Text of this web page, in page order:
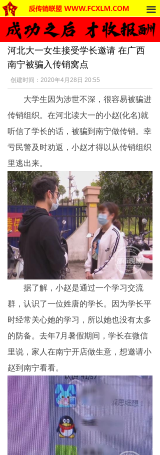
끀
首页
法律法规
反传销动态
受害者讲述
反传销杂谈
死人事件
传销的种类
南派传销
北派传销
网络传销
精神传销
求助专区
大学生专栏
传销骗术
相关处罚
传销案例
违规直销
涉传公司
专家论点
河北大一女生接受学长邀请 在广西
南宁被骗入传销窝点
创建时间： 2020年4月28日 20:55
大学生因为涉世不深，很容易被骗进
传销组织。在河北读大一的小赵(化名)就
听信了学长的话，被骗到南宁做传销。幸
亏民警及时劝返，小赵才得以从传销组织
里逃出来。
据了解，小赵是通过一个学习交流
群，认识了一位姓唐的学长。因为学长平
时经常关心她的学习，所以她也没有太多
的防备。去年7月暑假期间，学长在微信
里说，家人在南宁开店做生意，想邀请小
赵到南宁看看。